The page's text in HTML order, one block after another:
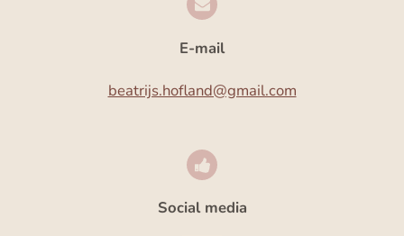
E-mail
beatrijs.hofland@gmail.com
Social media